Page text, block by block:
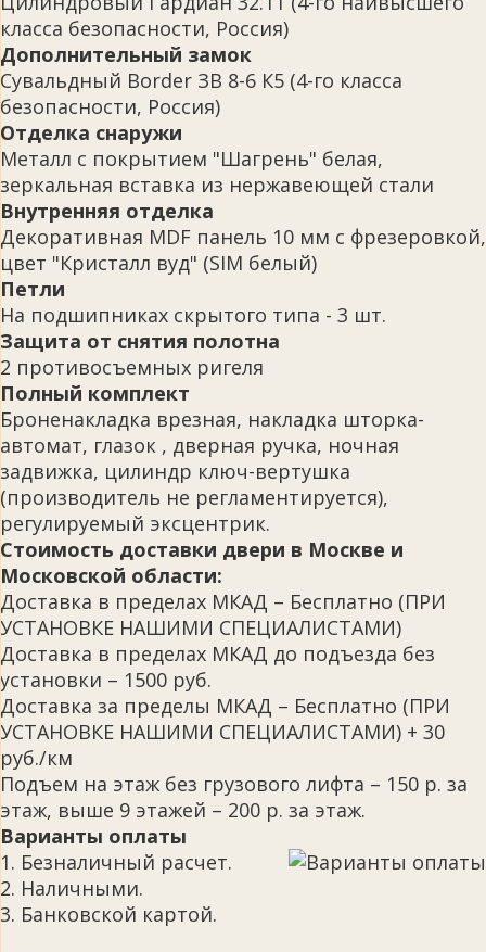
класса безопасности, Россия)
Дополнительный замок
Сувальдный Border ЗВ 8-6 К5 (4-го класса
безопасности, Россия)
Отделка снаружи
Металл с покрытием "Шагрень" белая,
зеркальная вставка из нержавеющей стали
Внутренняя отделка
Декоративная MDF панель 10 мм с фрезеровкой,
цвет "Кристалл вуд" (SIM белый)
Петли
На подшипниках скрытого типа - 3 шт.
Защита от снятия полотна
2 противосъемных ригеля
Полный комплект
Броненакладка врезная, накладка шторка-
автомат, глазок , дверная ручка, ночная
задвижка, цилиндр ключ-вертушка
(производитель не регламентируется),
регулируемый эксцентрик.
Стоимость доставки двери в Москве и
Московской области:
Доставка в пределах МКАД – Бесплатно (ПРИ
УСТАНОВКЕ НАШИМИ СПЕЦИАЛИСТАМИ)
Доставка в пределах МКАД до подъезда без
установки – 1500 руб.
Доставка за пределы МКАД – Бесплатно (ПРИ
УСТАНОВКЕ НАШИМИ СПЕЦИАЛИСТАМИ) + 30
руб./км
Подъем на этаж без грузового лифта – 150 р. за
этаж, выше 9 этажей – 200 р. за этаж.
Варианты оплаты
1. Безналичный расчет.
2. Наличными.
3. Банковской картой.